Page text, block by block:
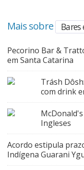
Mais sobre Bares
Pecorino Bar &
em Santa Catarina
Trásh
com drink
Ingleses
Acordo estipula
Indígena Guarani